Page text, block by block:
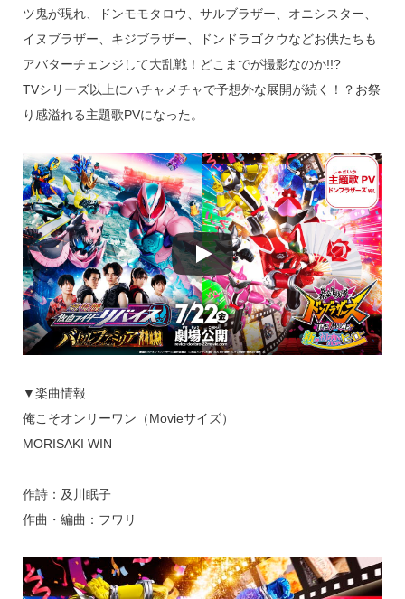
ツ鬼が現れ、ドンモモタロウ、サルブラザー、オニシスター、
イヌブラザー、キジブラザー、ドンドラゴクウなどお供たちも
アバターチェンジして大乱戦！どこまでが撮影なのか!!?
TVシリーズ以上にハチャメチャで予想外な展開が続く！？お祭
り感溢れる主題歌PVになった。
▼楽曲情報
俺こそオンリーワン（Movieサイズ）
MORISAKI WIN
作詩：及川眠子
作曲・編曲：フワリ